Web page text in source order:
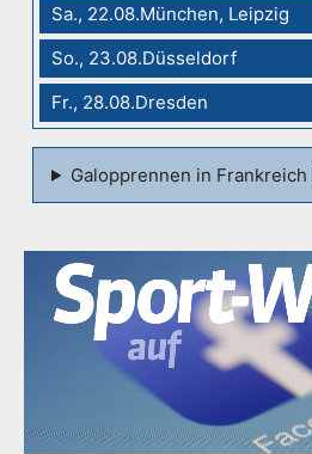
Sa., 22.08.München, Leipzig
So., 23.08.Düsseldorf
Fr., 28.08.Dresden
Galopprennen in Frankreich